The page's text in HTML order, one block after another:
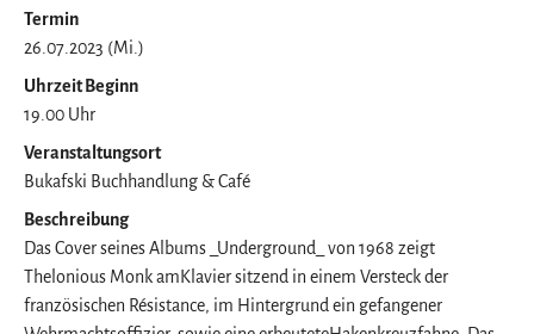
Termin
26.07.2023 (Mi.)
Uhrzeit Beginn
19.00 Uhr
Veranstaltungsort
Bukafski Buchhandlung & Café
Beschreibung
Das Cover seines Albums _Underground_ von 1968 zeigt
Thelonious Monk amKlavier sitzend in einem Versteck der
französischen Résistance, im Hintergrund ein gefangener